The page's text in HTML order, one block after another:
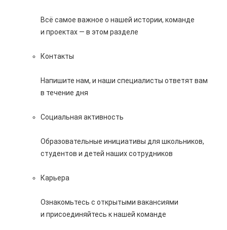
Всё самое важное о нашей истории, команде
и проектах — в этом разделе
Контакты
Напишите нам, и наши специалисты ответят вам
в течение дня
Социальная активность
Образовательные инициативы для школьников,
студентов и детей наших сотрудников
Карьера
Ознакомьтесь с открытыми вакансиями
и присоединяйтесь к нашей команде